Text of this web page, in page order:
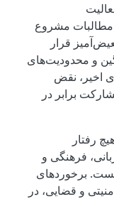
مطالبات مشروع
قرار
و محدودیت‌های
اخیر، نقض
برابر در
رفتار
فرهنگی و
برخوردهای
و قضایی، در